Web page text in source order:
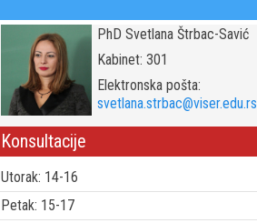
PhD Svetlana Štrbac-Savić
Kabinet: 301
Elektronska pošta:
svetlana.strbac@viser.edu.rs
Konsultacije
Utorak: 14-16
Petak: 15-17